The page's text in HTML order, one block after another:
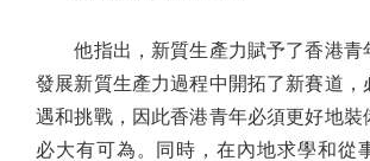
他指出，新質生產力賦予了香港青
發展新質生產力過程中開拓了新賽道，
遇和挑戰，因此香港青年必須更好地裝
必大有可為。同時，在內地求學和從